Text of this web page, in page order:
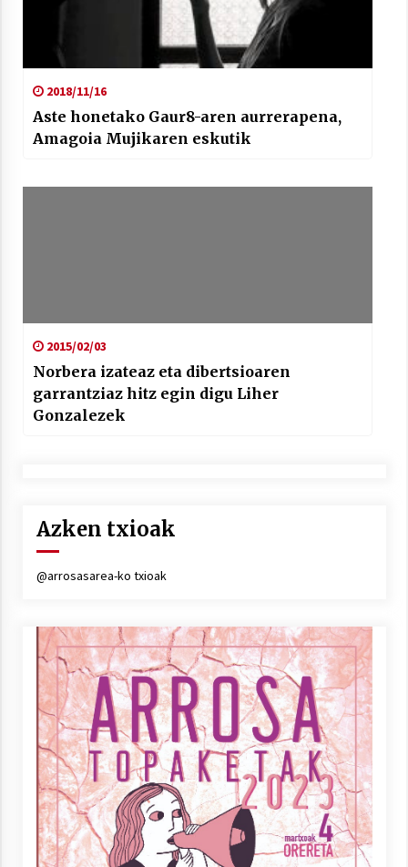
2018/11/16
Aste honetako Gaur8-aren aurrerapena,
Amagoia Mujikaren eskutik
2015/02/03
Norbera izateaz eta dibertsioaren
garrantziaz hitz egin digu Liher
Gonzalezek
Azken txioak
@arrosasarea-ko txioak